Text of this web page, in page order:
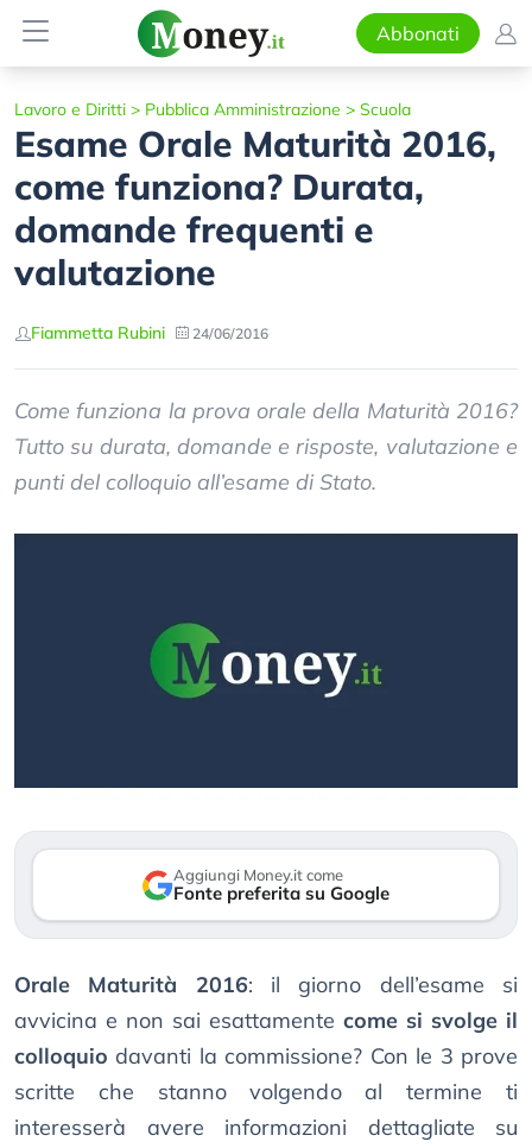
Abbonati
Lavoro e Diritti > Pubblica Amministrazione > Scuola
Esame Orale Maturità 2016,
come funziona? Durata,
domande frequenti e
valutazione
Fiammetta Rubini 24/06/2016
Come funziona la prova orale della Maturità 2016?
Tutto su durata, domande e risposte, valutazione e
punti del colloquio all’esame di Stato.
Aggiungi Money.it come
Fonte preferita su Google
Orale Maturità 2016: il giorno dell’esame si
avvicina e non sai esattamente come si svolge il
colloquio davanti la commissione? Con le 3 prove
scritte che stanno volgendo al termine ti
interesserà avere informazioni dettagliate su